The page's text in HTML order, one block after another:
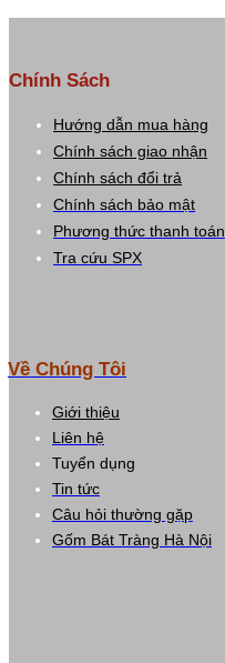
Chính Sách
Hướng dẫn mua hàng
Chính sách giao nhận
Chính sách đổi trả
Chính sách bảo mật
Phương thức thanh toán
Tra cứu SPX
Về Chúng Tôi
Giới thiệu
Liên hệ
Tuyển dụng
Tin tức
Câu hỏi thường gặp
Gốm Bát Tràng Hà Nội